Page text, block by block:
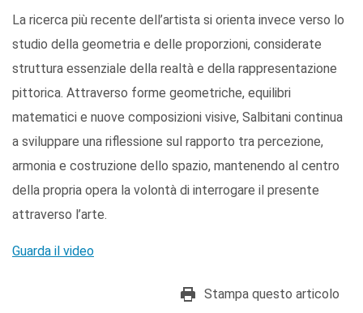
La ricerca più recente dell’artista si orienta invece verso lo
studio della geometria e delle proporzioni, considerate
struttura essenziale della realtà e della rappresentazione
pittorica. Attraverso forme geometriche, equilibri
matematici e nuove composizioni visive, Salbitani continua
a sviluppare una riflessione sul rapporto tra percezione,
armonia e costruzione dello spazio, mantenendo al centro
della propria opera la volontà di interrogare il presente
attraverso l’arte.
Guarda il video
Stampa questo articolo